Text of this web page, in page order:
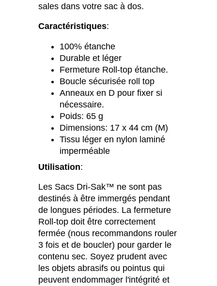
sales dans votre sac à dos.
Caractéristiques:
100% étanche
Durable et léger
Fermeture Roll-top étanche.
Boucle sécurisée roll top
Anneaux en D pour fixer si
nécessaire.
Poids: 65 g
Dimensions: 17 x 44 cm (M)
Tissu léger en nylon laminé
imperméable
Utilisation:
Les Sacs Dri-Sak™ ne sont pas
destinés à être immergés pendant
de longues périodes. La fermeture
Roll-top doit être correctement
fermée (nous recommandons rouler
3 fois et de boucler) pour garder le
contenu sec. Soyez prudent avec
les objets abrasifs ou pointus qui
peuvent endommager l'intégrité et